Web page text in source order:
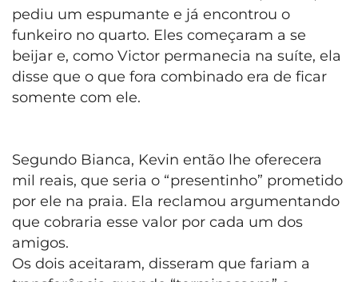
pediu um espumante e já encontrou o
funkeiro no quarto. Eles começaram a se
beijar e, como Victor permanecia na suíte, ela
disse que o que fora combinado era de ficar
somente com ele.
Segundo Bianca, Kevin então lhe oferecera
mil reais, que seria o “presentinho” prometido
por ele na praia. Ela reclamou argumentando
que cobraria esse valor por cada um dos
amigos.
Os dois aceitaram, disseram que fariam a